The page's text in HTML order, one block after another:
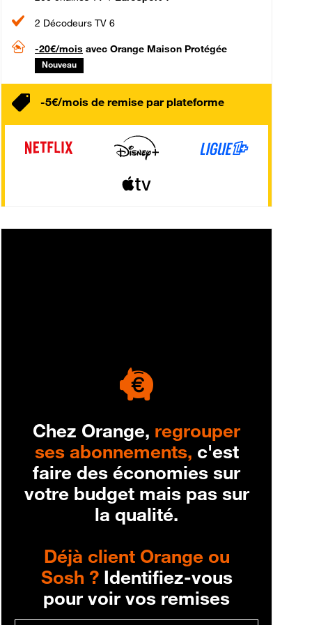
2 Décodeurs TV 6
-20€/mois avec Orange Maison Protégée
Nouveau
-5€/mois de remise par plateforme
Chez Orange, regrouper
ses abonnements, c'est
faire des économies sur
votre budget mais pas sur
la qualité.
Déjà client Orange ou
Sosh ?Identifiez-vous
pour voir vos remises